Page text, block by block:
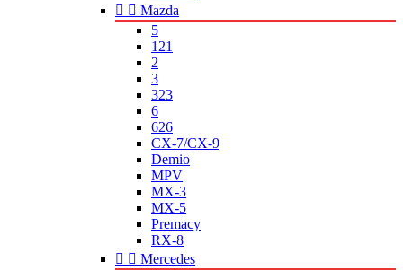
  Mazda
5
121
2
3
323
6
626
CX-7/CX-9
Demio
MPV
MX-3
MX-5
Premacy
RX-8
  Mercedes